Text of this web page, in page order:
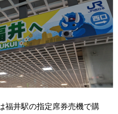
福井駅の指定席券売機で購